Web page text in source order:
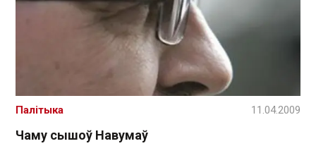
Чаму сышоў Навумаў
Палітыка 11.04.2009